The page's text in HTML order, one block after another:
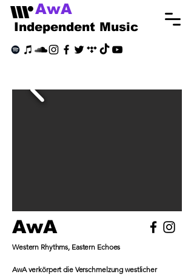
Independent Music
AwA
AwA
Western Rhythms, Eastern Echoes
AwA verkörpert die Verschmelzung westlicher